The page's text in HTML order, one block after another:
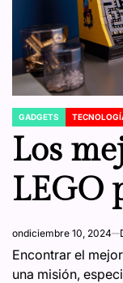
POSTED
IN
GADGETS
Los
LEGO
ondiciembre 10, 2024
Encontrar el
una misión,